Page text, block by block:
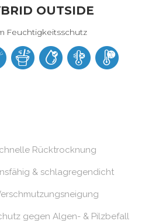
OUTSIDE
Feuchtigkeitsschutz
Rücktrocknung
& schlagregendicht
gegen Algen- & Pilzbefall